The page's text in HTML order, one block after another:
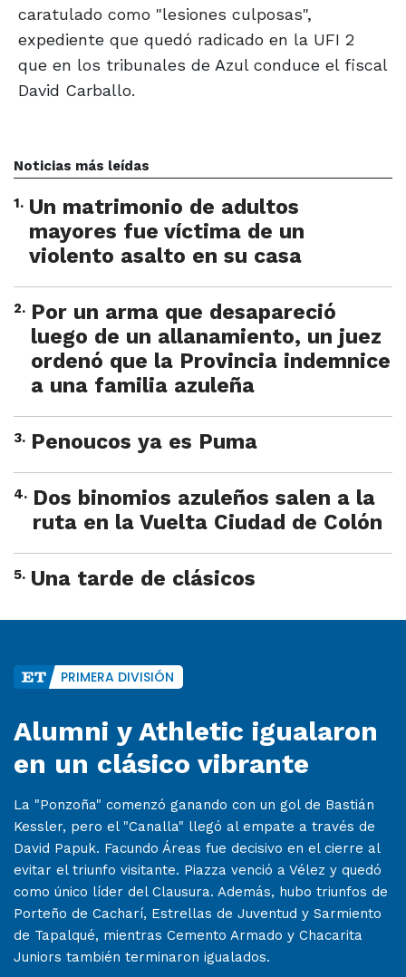
caratulado como "lesiones culposas",
expediente que quedó radicado en la UFI 2
que en los tribunales de Azul conduce el fiscal
David Carballo.
Noticias más leídas
1. Un matrimonio de adultos
mayores fue víctima de un
violento asalto en su casa
2. Por un arma que desapareció
luego de un allanamiento, un juez
ordenó que la Provincia indemnice
a una familia azuleña
3. Penoucos ya es Puma
4. Dos binomios azuleños salen a la
ruta en la Vuelta Ciudad de Colón
5. Una tarde de clásicos
PRIMERA DIVISIÓN
Alumni y Athletic igualaron
en un clásico vibrante
La "Ponzoña" comenzó ganando con un gol de Bastián
Kessler, pero el "Canalla" llegó al empate a través de
David Papuk. Facundo Áreas fue decisivo en el cierre al
evitar el triunfo visitante. Piazza venció a Vélez y quedó
como único líder del Clausura. Además, hubo triunfos de
Porteño de Cacharí, Estrellas de Juventud y Sarmiento
de Tapalqué, mientras Cemento Armado y Chacarita
Juniors también terminaron igualados.